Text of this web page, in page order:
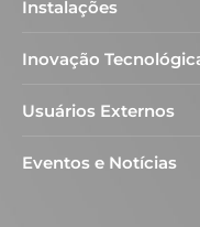
Instalações
Inovação
Usuários Externos
Eventos e Notícias